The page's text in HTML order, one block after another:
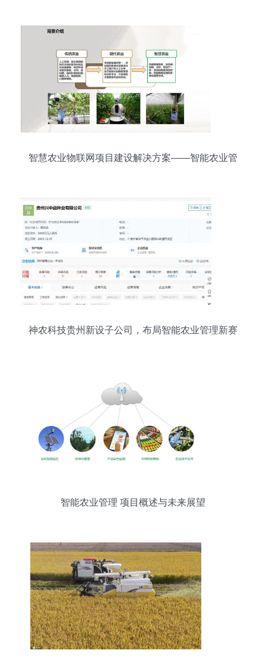
智慧农业物联网项目建设解决方案——智能农业管
神农科技贵州新设子公司，布局智能农业管理新赛
智能农业管理 项目概述与未来展望